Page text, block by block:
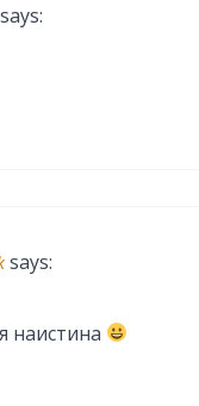
says:
says:
наистина